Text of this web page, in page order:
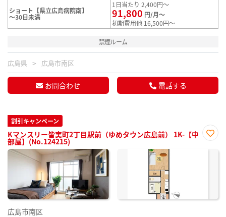
ショート【県立広島病院南】
～30日未満
1日当たり 2,400円～
91,800 円/月～
初期費用他 16,500円～
禁煙ルーム
広島県 広島市南区
お問合わせ 電話する
割引キャンペーン
Kマンスリー皆実町2丁目駅前（ゆめタウン広島前） 1K-【中
部屋】(No.124215)
に入
広島市南区